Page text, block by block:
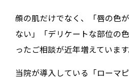
顔の肌だけでなく、「唇の色
ない」「デリケートな部位の
ったご相談が近年増えています
当院が導入している「ローマ